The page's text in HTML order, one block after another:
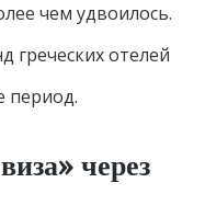
чем удвоилось.
отелей
период.
через